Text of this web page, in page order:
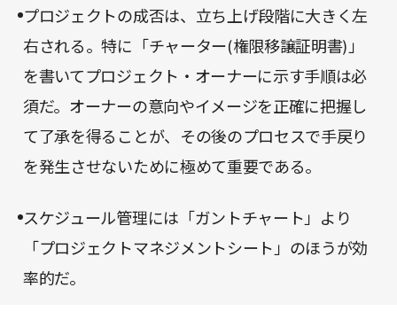
プロジェクトの成否は、立ち上げ段階に大きく左
右される。特に「チャーター(権限移譲証明書)」
を書いてプロジェクト・オーナーに示す手順は必
須だ。オーナーの意向やイメージを正確に把握し
て了承を得ることが、その後のプロセスで手戻り
を発生させないために極めて重要である。
スケジュール管理には「ガントチャート」より
「プロジェクトマネジメントシート」のほうが効
率的だ。